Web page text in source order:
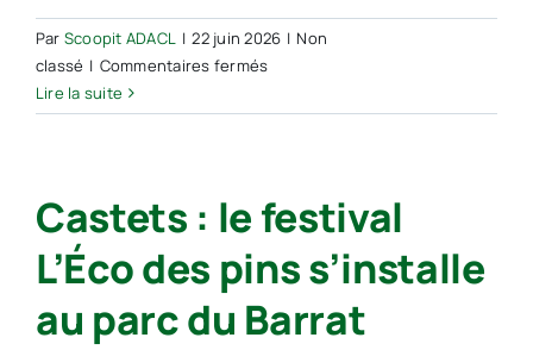
village
Par Scoopit ADACL | 22 juin 2026 | Non
classé | Commentaires ferméssur
les
de
petite
section
préparent
déjà
leur
Lire la suite
Castets : le festival
L’Éco des pins s’installe
au parc du Barrat